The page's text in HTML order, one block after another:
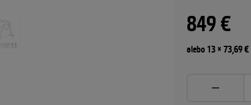
849 €
alebo 13 × 73,69 €